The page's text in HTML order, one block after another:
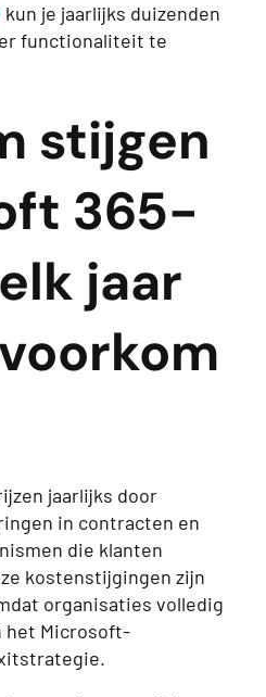
kun je jaarlijks duizenden
functionaliteit te
stijgen
365-
jaar
jaarlijks door
in contracten en
die klanten
kostenstijgingen zijn
organisaties volledig
het Microsoft-